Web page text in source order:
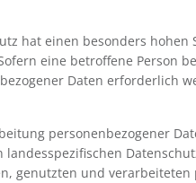
hat einen besonders
eine betroffene Person
Daten erforderlich
personenbezogener
landesspezifischen
genutzten und